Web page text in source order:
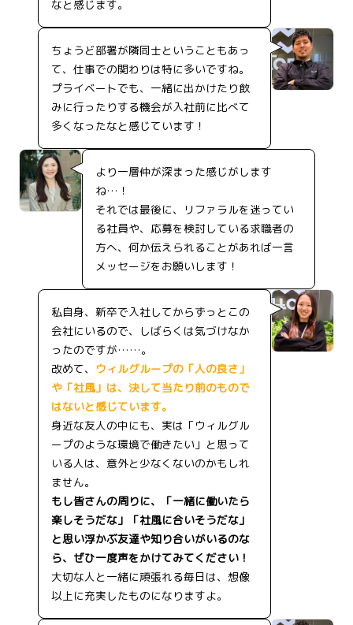
なと感じます。
ちょうど部署が隣同士ということもあっ
て、仕事での関わりは特に多いですね。
プライベートでも、一緒に出かけたり飲
みに行ったりする機会が入社前に比べて
多くなったなと感じています！
より一層仲が深まった感じがします
ね…！
それでは最後に、リファラルを迷ってい
る社員や、応募を検討している求職者の
方へ、何か伝えられることがあれば一言
メッセージをお願いします！
私自身、新卒で入社してからずっとこの
会社にいるので、しばらくは気づけなか
ったのですが……。
改めて、
ウィルグループの「人の良さ」
や「社風」は、決して当たり前のもので
はないと感じています。
身近な友人の中にも、実は「ウィルグル
ープのような環境で働きたい」と思って
いる人は、意外と少なくないのかもしれ
ません。
もし皆さんの周りに、「一緒に働いたら
楽しそうだな」「社風に合いそうだな」
と思い浮かぶ友達や知り合いがいるのな
ら、ぜひ一度声をかけてみてください！
大切な人と一緒に頑張れる毎日は、想像
以上に充実したものになりますよ。